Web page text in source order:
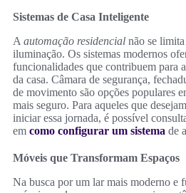
Sistemas de Casa Inteligente
A automação residencial não se
iluminação. Os sistemas modernos
funcionalidades que contribuem para
da casa. Câmara de segurança,
de movimento são opções populares
mais seguro. Para aqueles que
iniciar essa jornada, é possível
em como configurar um sistema de
Móveis que Transformam Espaços
Na busca por um lar mais moderno e